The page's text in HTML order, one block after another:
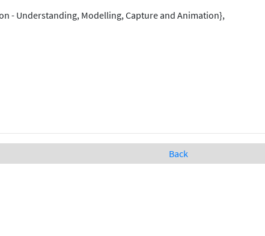
- Understanding, Modelling, Capture and Animation},
Back